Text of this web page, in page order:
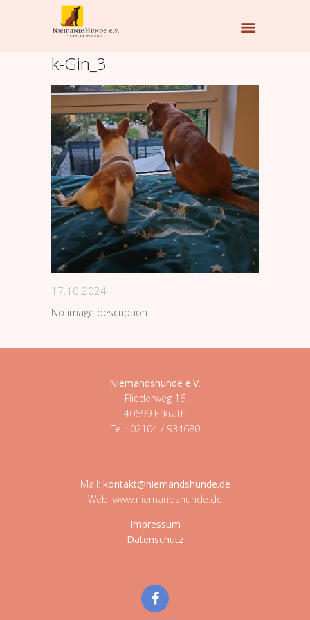
k-Gin_3
17.10.2024
No image description ...
Niemandshunde e.V.
Fliederweg 16
40699 Erkrath
Tel.: 02104 / 934680
Mail: kontakt@niemandshunde.de
Web: www.niemandshunde.de
Impressum
Datenschutz